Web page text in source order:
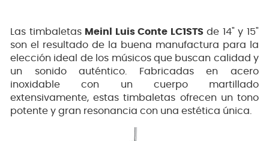
Las timbaletas Meinl Luis Conte LC1STS de 14" y 15"
son el resultado de la buena manufactura para la
elección ideal de los músicos que buscan calidad y
un sonido auténtico. Fabricadas en acero
inoxidable con un cuerpo martillado
extensivamente, estas timbaletas ofrecen un tono
potente y gran resonancia con una estética única.